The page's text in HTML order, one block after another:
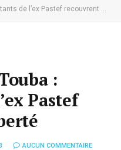
l’ex Pastef recouvrent la liberté
:
Pastef
AUCUN COMMENTAIRE